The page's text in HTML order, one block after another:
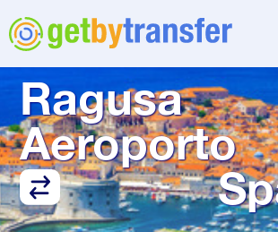
TRASFERIMENTO DA
Ragusa
Aeroporto